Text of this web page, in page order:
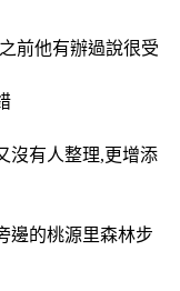
前他有辦過說很受
沒有人整理,更增添
邊的桃源里森林步